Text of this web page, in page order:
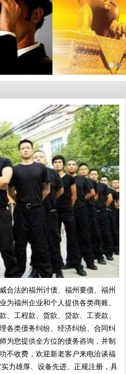
合法的福州讨债、福州要债、福州
为福州企业和个人提供各类商账、
、工程款、货款、贷款、工资款、
各类债务纠纷、经济纠纷、合同纠
为您提供全方位的债务咨询，并制
不收费，欢迎新老客户来电洽谈福
力雄厚、设备先进、正规注册，具